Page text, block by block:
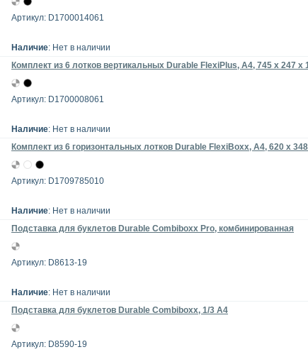
Артикул: D1700014061
Наличие: Нет в наличии
Комплект из 6 лотков вертикальных Durable FlexiPlus, A4, 745 x 247 x
Артикул: D1700008061
Наличие: Нет в наличии
Комплект из 6 горизонтальных лотков Durable FlexiBoxx, A4, 620 x
Артикул: D1709785010
Наличие: Нет в наличии
Подставка для буклетов Durable Combiboxx Pro, комбинированная
Артикул: D8613-19
Наличие: Нет в наличии
Подставка для буклетов Durable Combiboxx, 1/3 А4
Артикул: D8590-19